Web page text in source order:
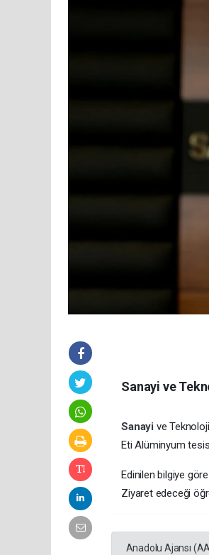
Sanayi ve
Sanayi ve
Eti Alüminyum
Edinilen bilgiye göre
Ziyaret edeceği
Anadolu Ajansı